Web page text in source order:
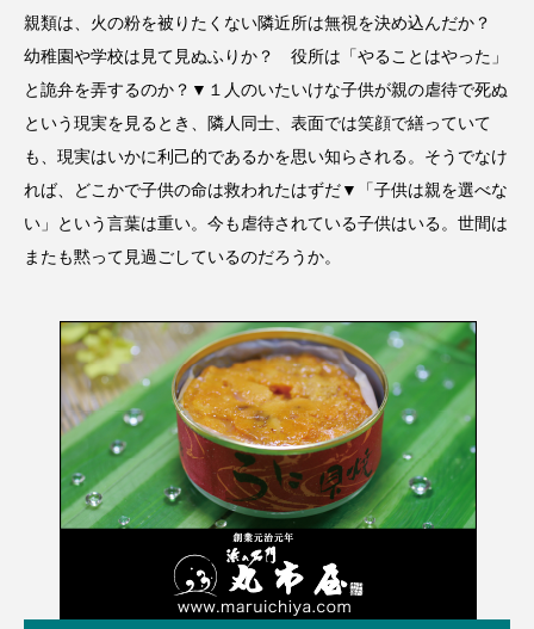
親類は、火の粉を被りたくない隣近所は無視を決め込んだか？
幼稚園や学校は見て見ぬふりか？ 役所は「やることはやった」
と詭弁を弄するのか？▼１人のいたいけな子供が親の虐待で死ぬ
という現実を見るとき、隣人同士、表面では笑顔で繕っていて
も、現実はいかに利己的であるかを思い知らされる。そうでなけ
れば、どこかで子供の命は救われたはずだ▼「子供は親を選べな
い」という言葉は重い。今も虐待されている子供はいる。世間は
またも黙って見過ごしているのだろうか。